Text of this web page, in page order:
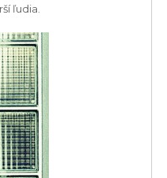
ľudia.